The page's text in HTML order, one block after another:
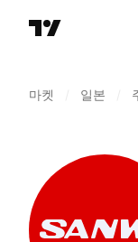
마켓 일본